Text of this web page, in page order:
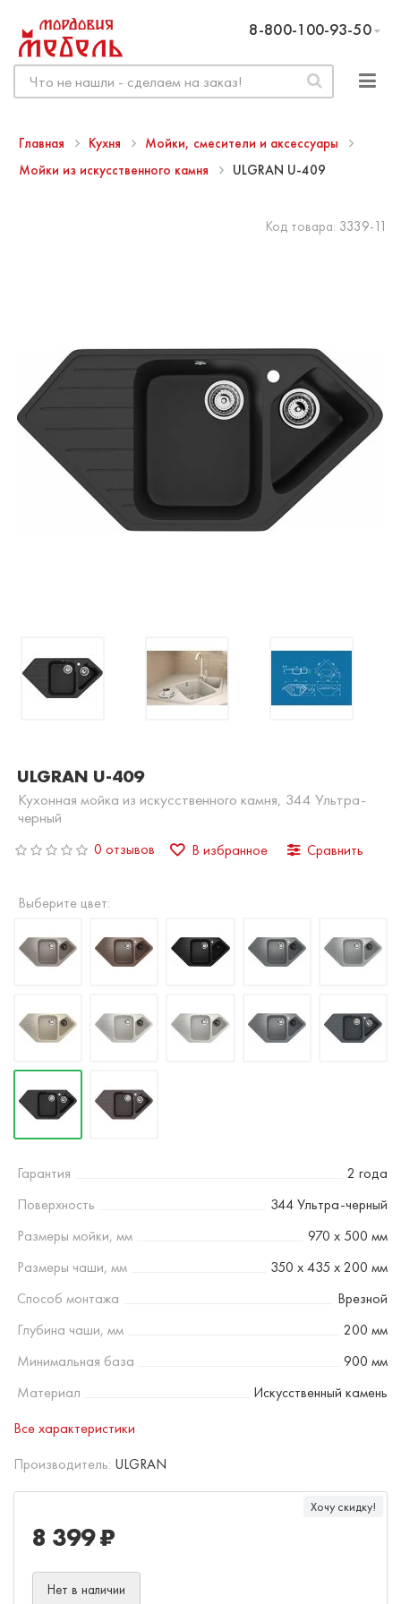
8-800-100-93-50
Главная Кухня
Мойки, смесители и аксессуары
Мойки из искусственного камня
ULGRAN U-409
Код товара: 3339-11
ULGRAN U-409
Кухонная мойка из искусственного камня, 344 Ультра-
черный
0 отзывов В избранное Сравнить
Выберите цвет:
Гарантия
2 года
Поверхность
344 Ультра-черный
Размеры мойки, мм
970 х 500 мм
Размеры чаши, мм
350 х 435 х 200 мм
Способ монтажа
Врезной
Глубина чаши, мм
200 мм
Минимальная база
900 мм
Материал
Искусственный камень
Все характеристики
Производитель: ULGRAN
Хочу скидку!
8 399 ₽
Нет в наличии